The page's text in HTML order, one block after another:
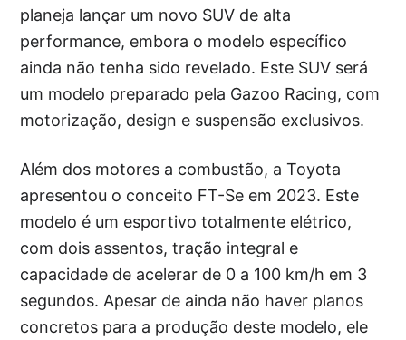
planeja lançar um novo SUV de alta
performance, embora o modelo específico
ainda não tenha sido revelado. Este SUV será
um modelo preparado pela Gazoo Racing, com
motorização, design e suspensão exclusivos.
Além dos motores a combustão, a Toyota
apresentou o conceito FT-Se em 2023. Este
modelo é um esportivo totalmente elétrico,
com dois assentos, tração integral e
capacidade de acelerar de 0 a 100 km/h em 3
segundos. Apesar de ainda não haver planos
concretos para a produção deste modelo, ele